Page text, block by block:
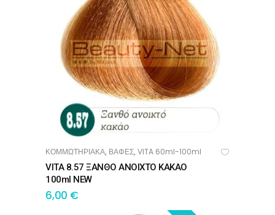
ΠΡΟΣΘΉΚΗ ΣΤΟ ΚΑΛΆΘΙ
ΚΟΜΜΩΤΗΡΙΑΚΑ, ΒΑΦΕΣ, VITA 60ml-100ml
VITA 8.57 ΞΑΝΘΟ ΑΝΟΙΧΤΟ ΚΑΚΑΟ
100ml NEW
6,00 €